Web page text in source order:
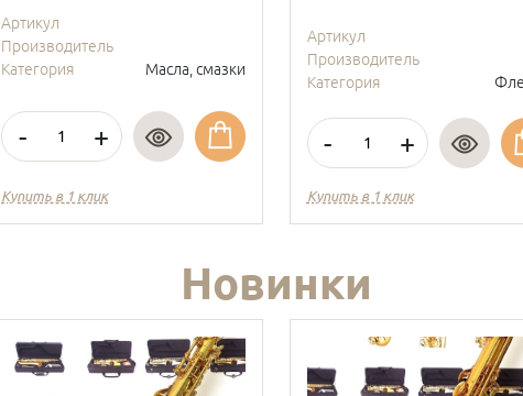
Артикул
Производитель
Категория
Масла, смазки
- +
Купить в 1 клик
Артикул
Производитель
Категория
- +
Купить в 1 клик
Новинки